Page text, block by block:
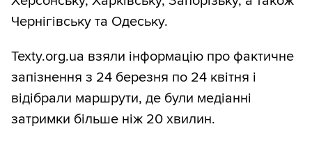
Чернігівську та Одеську.
Texty.org.ua взяли інформацію про фактичне
запізнення з 24 березня по 24 квітня і
відібрали маршрути, де були медіанні
затримки більше ніж 20 хвилин.